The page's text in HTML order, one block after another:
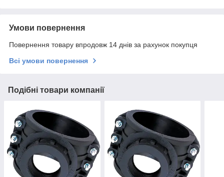
Умови повернення
Повернення товару впродовж 14 днів за рахунок покупця
Всі умови повернення
Подібні товари компанії